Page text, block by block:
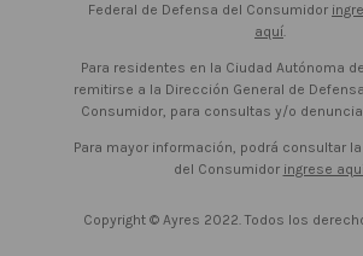
Federal de Defensa del Consumidor
aquí.
Para residentes en la Ciudad Autónoma
remitirse a la Dirección General de
Consumidor, para consultas y/o
Para mayor información, podrá consultar
del Consumidor ingrese
Copyright © Ayres 2022. Todos los